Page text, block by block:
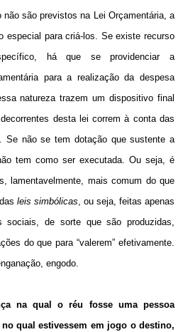
são previstos na Lei Orçamentária, a
especial para criá-los. Se existe recurso
há que se providenciar a
para a realização da despesa
natureza trazem um dispositivo final
desta lei correm à conta das
Se não se tem dotação que sustente a
tem como ser executada. Ou seja, é
lamentavelmente, mais comum do que
leis simbólicas, ou seja, feitas apenas
sociais, de sorte que são produzidas,
do que para “valerem” efetivamente.
engodo.
na qual o réu fosse uma pessoa
qual estivessem em jogo o destino,